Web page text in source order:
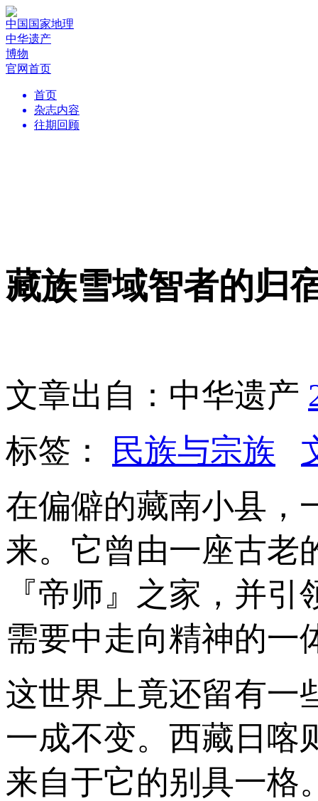
中国国家地理
中华遗产
博物
官网首页
首页
杂志内容
往期回顾
藏族雪域智者的归
文章出自：中华遗产
标签：
民族与宗族
在偏僻的藏南小县，
来。它曾由一座古老
『帝师』之家，并
需要中走向精神的一
这世界上竟还留有一
一成不变。西藏日喀
来自于它的别具一格